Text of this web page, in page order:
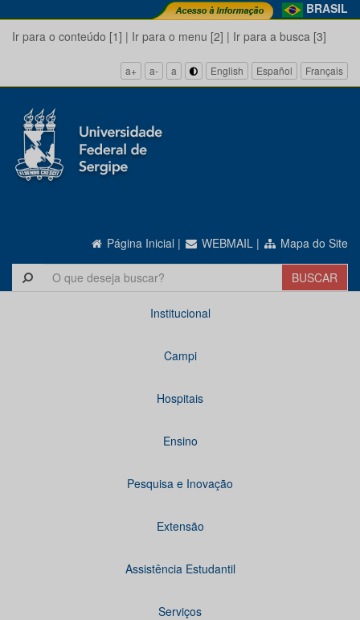
BRASIL
Ir para o conteúdo [1] | Ir para o menu [2] | Ir para a busca [3]
a+ a- a English Español Français
Página Inicial | WEBMAIL | Mapa do Site
Institucional
Campi
Hospitais
Ensino
Pesquisa e Inovação
Extensão
Assistência Estudantil
Serviços